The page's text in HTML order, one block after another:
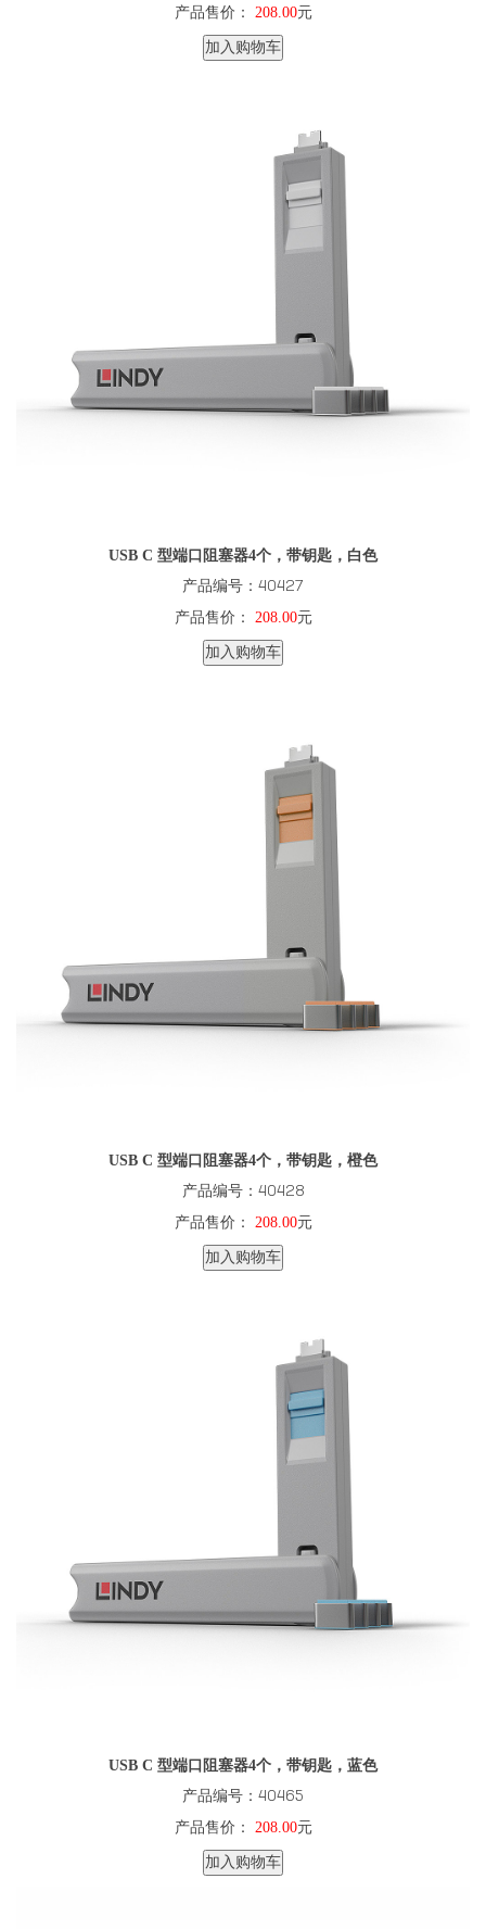
产品售价： 208.00元
加入购物车
USB C 型端口阻塞器4个，带钥匙，白色
产品编号：40427
产品售价： 208.00元
加入购物车
USB C 型端口阻塞器4个，带钥匙，橙色
产品编号：40428
产品售价： 208.00元
加入购物车
USB C 型端口阻塞器4个，带钥匙，蓝色
产品编号：40465
产品售价： 208.00元
加入购物车